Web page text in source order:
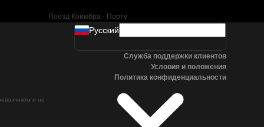
Поезд Коимбра - Порту
Поезд Валенсия - Барселона
Поезд Севилья - Барселона
Поезд Малага - Барселона
Поезд Малага - Мадрид
и не
Pусский
Служба поддержки клиентов
Условия и положения
Политика конфиденциальности